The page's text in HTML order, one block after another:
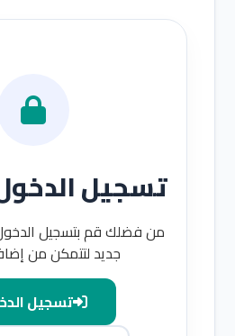
تسجيل
من فضلك قم بتسجيل
جديد لتتمكن من
تسجيل